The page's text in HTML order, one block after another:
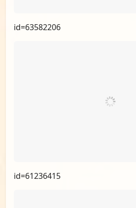
id=63582206
id=61236415